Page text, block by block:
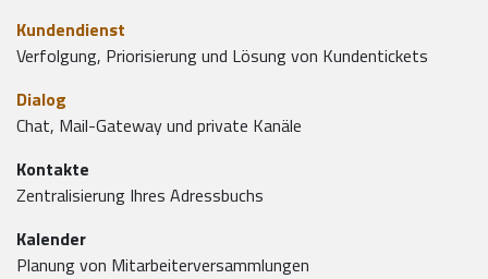
Kundendienst
Verfolgung, Priorisierung und Lösung von Kundentickets
Dialog
Chat, Mail-Gateway und private Kanäle
Kontakte
Zentralisierung Ihres Adressbuchs
Kalender
Planung von Mitarbeiterversammlungen